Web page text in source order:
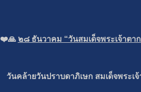
❤️🙏 ๒๘ ธันวาคม “วันสมเด็จพระเจ้าตา
วันคล้ายวันปราบดาภิเษก สมเด็จพระเ